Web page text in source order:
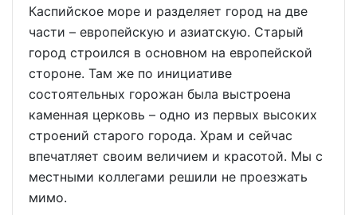
Каспийское море и разделяет город на две
части – европейскую и азиатскую. Старый
город строился в основном на европейской
стороне. Там же по инициативе
состоятельных горожан была выстроена
каменная церковь – одно из первых высоких
строений старого города. Храм и сейчас
впечатляет своим величием и красотой. Мы с
местными коллегами решили не проезжать
мимо.